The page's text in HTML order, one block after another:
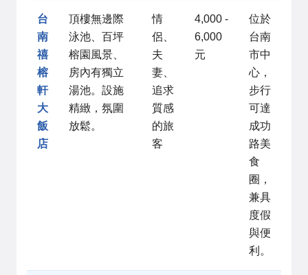
台
南
禧
榕
軒
大
飯
店
頂樓無邊際
泳池、百坪
榕園風景、
房內有獨立
湯池。設施
精緻，氛圍
放鬆。
情
侶、
夫
妻、
追求
質感
的旅
客
4,000 -
6,000
元
位於
台南
市中
心，
步行
可達
成功
路美
食
圈，
兼具
度假
與便
利。